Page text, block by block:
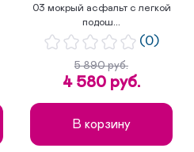
03 мокрый асфальт с легкой
подош...
(0)
5 890 руб.
4 580 руб.
В корзину